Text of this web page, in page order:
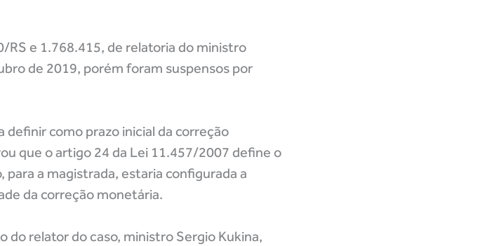
RS e 1.768.415, de relatoria do ministro
de 2019, porém foram suspensos por
como prazo inicial da correção
que o artigo 24 da Lei 11.457/2007 define o
para a magistrada, estaria configurada a
da correção monetária.
relator do caso, ministro Sergio Kukina,